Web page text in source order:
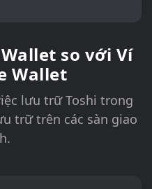
so với Ví
Wallet
lưu trữ Toshi trong
trữ trên các sàn giao